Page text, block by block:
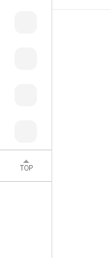
TOP